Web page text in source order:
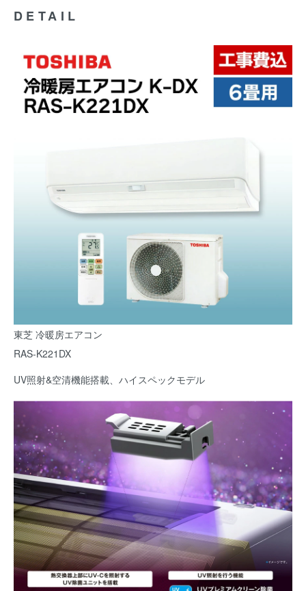
DETAIL
東芝 冷暖房エアコン
RAS-K221DX
UV照射&空清機能搭載、ハイスペックモデル